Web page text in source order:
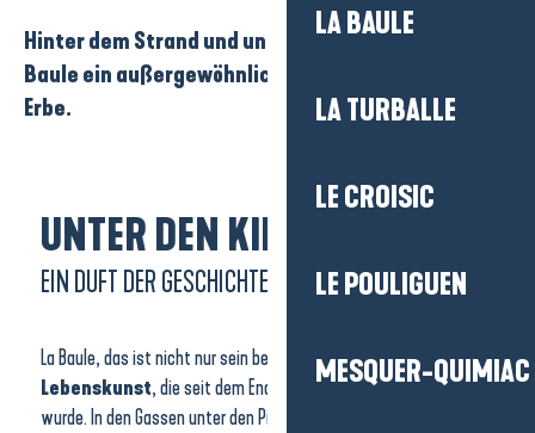
LA BAULE
LA TURBALLE
LE CROISIC
LE POULIGUEN
MESQUER-QUIMIAC
Hinter dem Strand und unter den Pinien verbirgt La
Baule ein außergewöhnliches architektonisches
Erbe.
UNTER DEN KIEFERN,
EIN DUFT DER GESCHICHTE
La Baule, das ist nicht nur sein berühmter Strand. Es ist aucheine
Lebenskunst, die seit dem Ende des 19. Jahrhunderts geprägt
wurde. In den Gassen unter den Pinien erzählen die